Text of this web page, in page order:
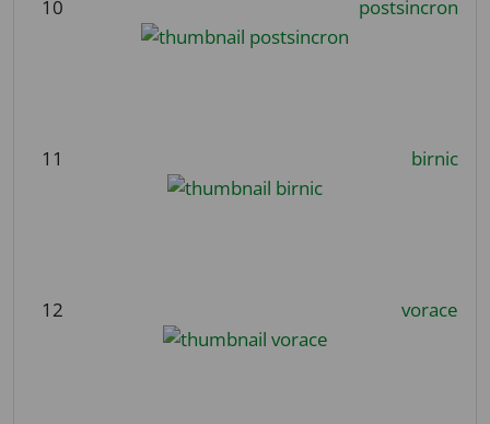
10 postsincron
11 birnic
12 vorace